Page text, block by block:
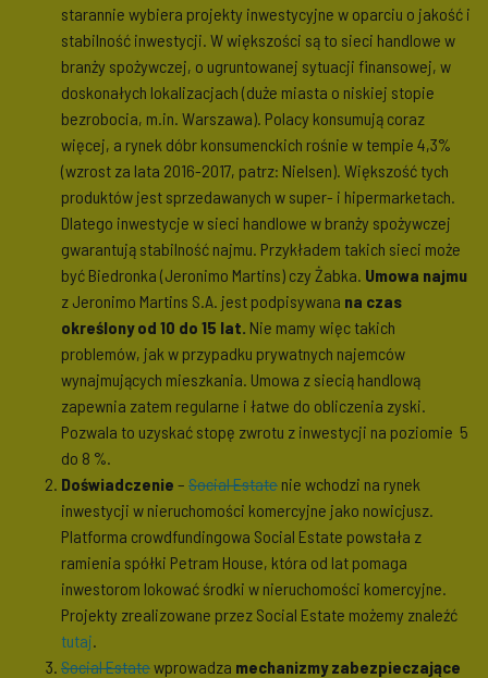
starannie wybiera projekty inwestycyjne w oparciu o jakość i
stabilność inwestycji. W większości są to sieci handlowe w
branży spożywczej, o ugruntowanej sytuacji finansowej, w
doskonałych lokalizacjach (duże miasta o niskiej stopie
bezrobocia, m.in. Warszawa). Polacy konsumują coraz
więcej, a rynek dóbr konsumenckich rośnie w tempie 4,3%
(wzrost za lata 2016-2017, patrz: Nielsen). Większość tych
produktów jest sprzedawanych w super- i hipermarketach.
Dlatego inwestycje w sieci handlowe w branży spożywczej
gwarantują stabilność najmu. Przykładem takich sieci może
być Biedronka (Jeronimo Martins) czy Żabka. Umowa najmu
z Jeronimo Martins S.A. jest podpisywana na czas
określony od 10 do 15 lat. Nie mamy więc takich
problemów, jak w przypadku prywatnych najemców
wynajmujących mieszkania. Umowa z siecią handlową
zapewnia zatem regularne i łatwe do obliczenia zyski.
Pozwala to uzyskać stopę zwrotu z inwestycji na poziomie 5
do 8 %.
Doświadczenie – Social Estate nie wchodzi na rynek
inwestycji w nieruchomości komercyjne jako nowicjusz.
Platforma crowdfundingowa Social Estate powstała z
ramienia spółki Petram House, która od lat pomaga
inwestorom lokować środki w nieruchomości komercyjne.
Projekty zrealizowane przez Social Estate możemy znaleźć
tutaj.
Social Estatewprowadza mechanizmy zabezpieczające